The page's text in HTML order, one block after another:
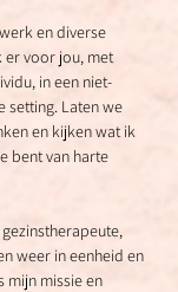
en diverse
er voor jou, met
in een niet-
setting. Laten we
en kijken wat ik
bent van harte
weer in eenheid en
mijn missie en